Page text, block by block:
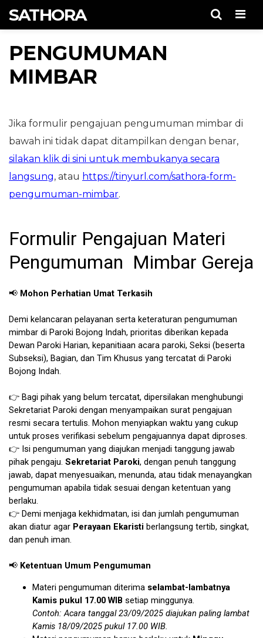
SATHORA
PENGUMUMAN
MIMBAR
Jika formulir pengajuan pengumuman mimbar di
bawah ini tidak dapat ditampilkan dengan benar,
silakan klik di sini untuk membukanya secara
langsung, atau https://tinyurl.com/sathora-form-
pengumuman-mimbar.